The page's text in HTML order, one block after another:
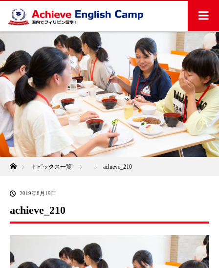
ホームトピックス一覧 achieve_210
2019年8月19日
achieve_210